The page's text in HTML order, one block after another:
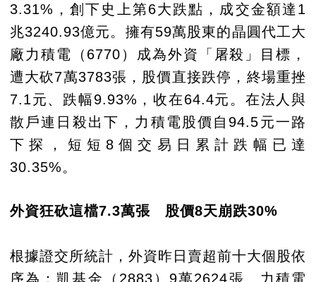
3.31%，創下史上第6大跌點，成交金額達1
兆3240.93億元。擁有59萬股東的晶圓代工大
廠力積電（6770）成為外資「屠殺」目標，
遭大砍7萬3783張，股價直接跌停，終場重挫
7.1元、跌幅9.93%，收在64.4元。在法人與
散戶連日殺出下，力積電股價自94.5元一路
下探，短短8個交易日累計跌幅已達
30.35%。
外資狂砍這檔7.3萬張 股價8天崩跌30%
根據證交所統計，外資昨日賣超前十大個股依
序為：凱基金（2883）9萬2624張、力積電